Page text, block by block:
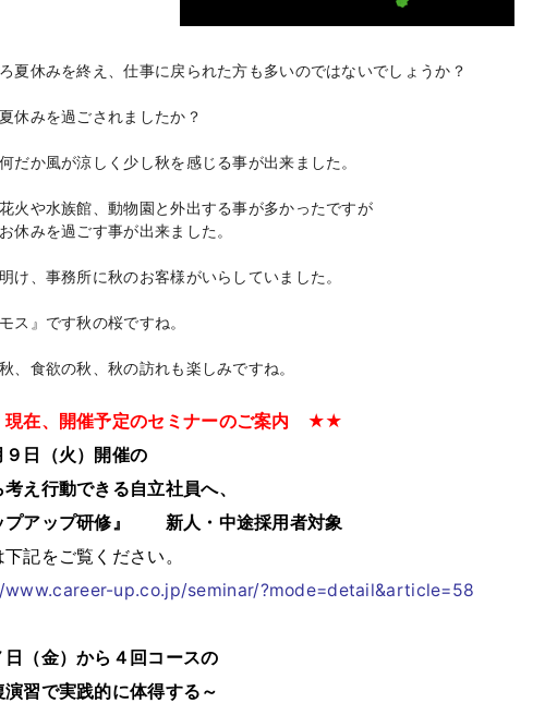
夏休みを終え、仕事に戻られた方も多いのではないでしょうか？
休みを過ごされましたか？
だか風が涼しく少し秋を感じる事が出来ました。
火や水族館、動物園と外出する事が多かったですが
休みを過ごす事が出来ました。
け、事務所に秋のお客様がいらしていました。
モス』です秋の桜ですね。
、食欲の秋、秋の訪れも楽しみですね。
、開催予定のセミナーのご案内 ★★
９日（火）開催の
考え行動できる自立社員へ、
プアップ研修』 新人・中途採用者対象
記をご覧ください。
up.co.jp/seminar/?mode=detail&article=58
日（金）から４回コースの
演習で実践的に体得する～